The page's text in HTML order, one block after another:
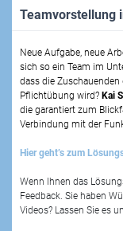
Teamvorstellung
Neue Aufgabe, neue
sich so ein Team im
dass die
Pflichtübung wird? Kai
die garantiert zum
Verbindung mit der
Hier geht’s zum
Wenn Ihnen das
Feedback. Sie haben
Videos? Lassen Sie es